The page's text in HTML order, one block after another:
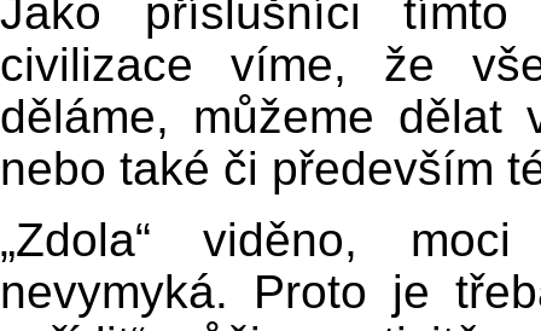
Jako příslušníci tímto
civilizace víme, že
děláme, můžeme
nebo také či především
„Zdola“ viděno,
nevymyká. Proto je